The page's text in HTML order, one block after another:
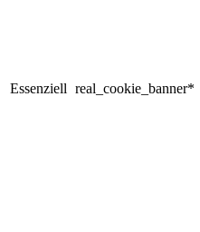
Essenziell real_cookie_banner*